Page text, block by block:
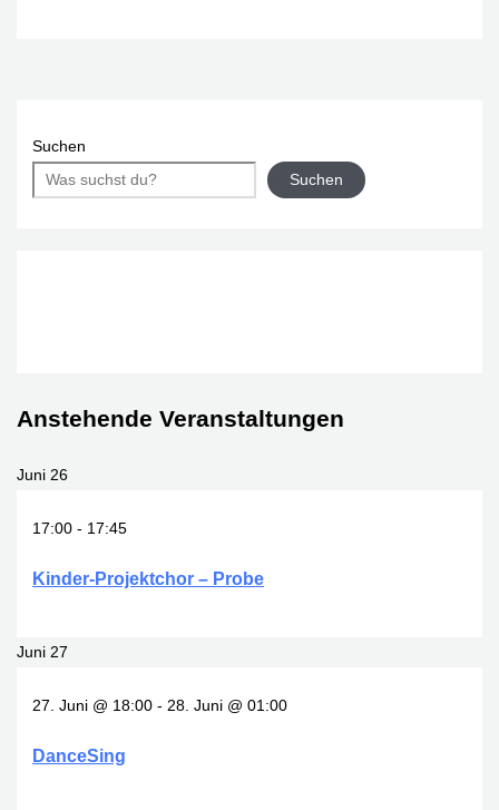
Suchen
Suchen
Anstehende Veranstaltungen
Juni26
17:00 - 17:45
Kinder-Projektchor – Probe
Juni27
27. Juni @ 18:00 - 28. Juni @ 01:00
DanceSing